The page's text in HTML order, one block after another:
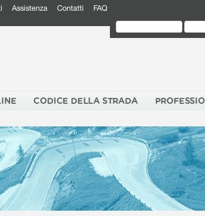
Assistenza Contatti FAQ
CODICE DELLA STRADA